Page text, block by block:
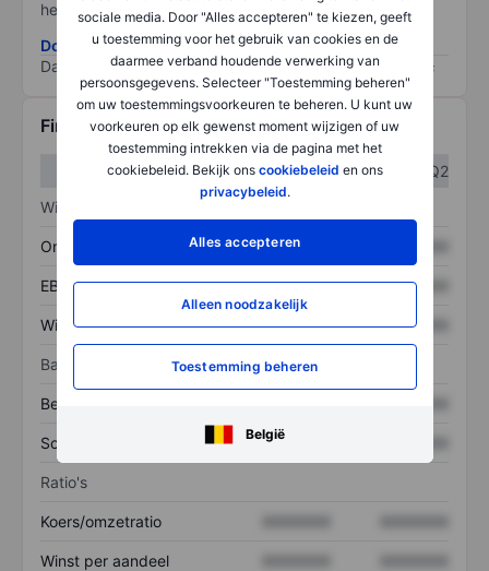
sociale media. Door "Alles accepteren" te kiezen, geeft
u toestemming voor het gebruik van cookies en de
daarmee verband houdende verwerking van
persoonsgegevens. Selecteer "Toestemming beheren"
om uw toestemmingsvoorkeuren te beheren. U kunt uw
voorkeuren op elk gewenst moment wijzigen of uw
toestemming intrekken via de pagina met het
cookiebeleid. Bekijk ons cookiebeleid en ons
privacybeleid.
Alles accepteren
Alleen noodzakelijk
Toestemming beheren
België
het grootste risico).
Download de ESG-risicomethodologie
Data provided by
/
Financiële gegevens
Q1
Q2
Winst/verlies
Omzet XXXXXXX
EBITDA XXXXXXX XXXXXXX
Winst XXXXXXX XXXXXXX
Balans
Bezittingen
Schulden XXXXXXX
Ratio's
Koers/omzetratio
Winst per aandeel